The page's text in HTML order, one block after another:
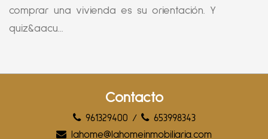
comprar una vivienda es su orientación. Y
quiz&aacu...
Contacto
961329400 /
653998343
lahome@lahomeinmobiliaria.com